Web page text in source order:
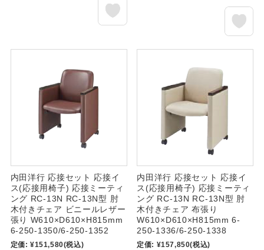
内田洋行 応接セット 応接イ
ス(応接用椅子) 応接ミーティ
ング RC-13N RC-13N型 肘
木付きチェア ビニールレザー
張り W610×D610×H815mm
6-250-1350/6-250-1352
定価: ¥151,580(税込)
内田洋行 応接セット 応接イ
ス(応接用椅子) 応接ミーティ
ング RC-13N RC-13N型 肘
木付きチェア 布張り
W610×D610×H815mm 6-
250-1336/6-250-1338
定価: ¥157,850(税込)